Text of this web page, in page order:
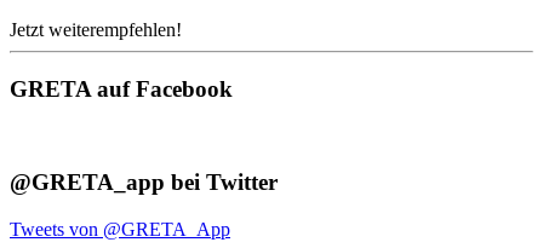
Jetzt weiterempfehlen!
GRETA auf Facebook
@GRETA_app bei Twitter
Tweets von @GRETA_App